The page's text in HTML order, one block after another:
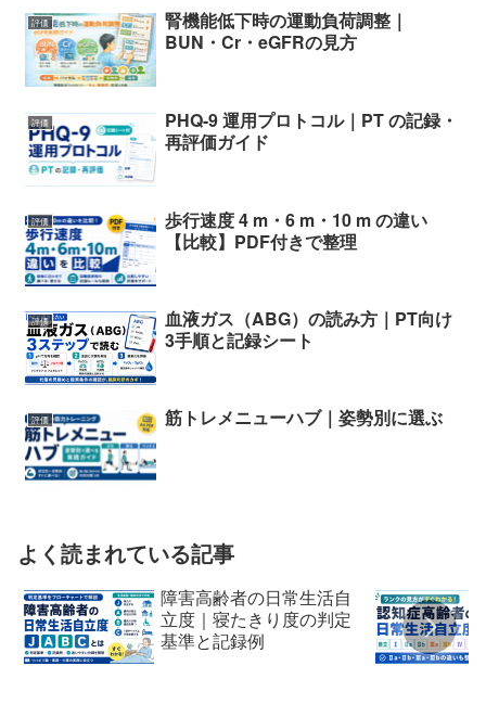
評価
腎機能低下時の運動負荷調整｜
BUN・Cr・eGFRの見方
評価
PHQ-9 運用プロトコル｜PT の記録・
再評価ガイド
評価
歩行速度 4 m・6 m・10 m の違い
【比較】PDF付きで整理
評価
血液ガス（ABG）の読み方｜PT向け
3手順と記録シート
評価 筋トレメニューハブ｜姿勢別に選ぶ
よく読まれている記事
障害高齢者の日常生活自
立度｜寝たきり度の判定
基準と記録例